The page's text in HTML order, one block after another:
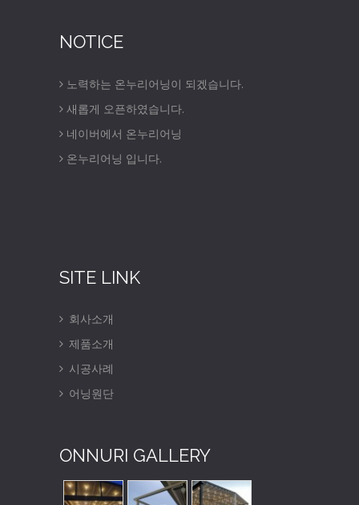
NOTICE
노력하는 온누리어닝이 되겠습니다.
새롭게 오픈하였습니다.
네이버에서 온누리어닝
온누리어닝 입니다.
SITE LINK
회사소개
제품소개
시공사례
어닝원단
ONNURI GALLERY